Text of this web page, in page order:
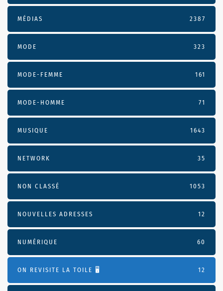
MÉDIAS 2387
MODE 323
MODE-FEMME 161
MODE-HOMME 71
MUSIQUE 1643
NETWORK 35
NON CLASSÉ 1053
NOUVELLES ADRESSES 12
NUMÉRIQUE 60
ON REVISITE LA TOILE 🖥️ 12